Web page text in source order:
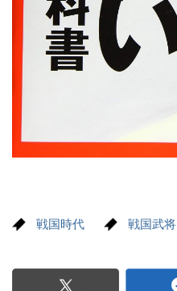
戦国時代 戦国武将